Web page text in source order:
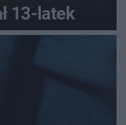
13-latek